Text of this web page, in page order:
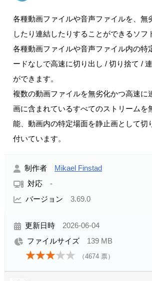
各種動画ファイルや音声ファイルを、無
したり連結したりすることができるソフ
各種動画ファイルや音声ファイル内の特
ードなしで高速に切り出し / 切り捨て /
ができます。
複数の動画ファイルを無劣化かつ高速に
画に含まれているすべてのストリームを
能、動画内の特定場面を静止画として切
付いています。
制作者 Mikael Finstad
対応 -
バージョン 3.69.0
更新日時 2026-06-04
ファイルサイズ 139 MB
（4674 票）